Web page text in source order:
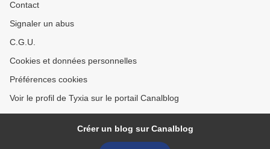
Contact
Signaler un abus
C.G.U.
Cookies et données personnelles
Préférences cookies
Voir le profil de Tyxia sur le portail Canalblog
Créer un blog sur Canalblog